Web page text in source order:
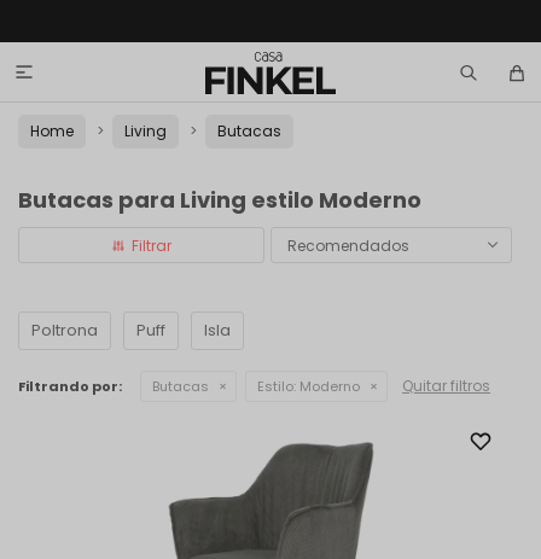

Home Living Butacas
Butacas para Living estilo Moderno
Recomendados
Poltrona Puff Isla
Filtrando por: Butacas Estilo: Moderno Quitar filtros